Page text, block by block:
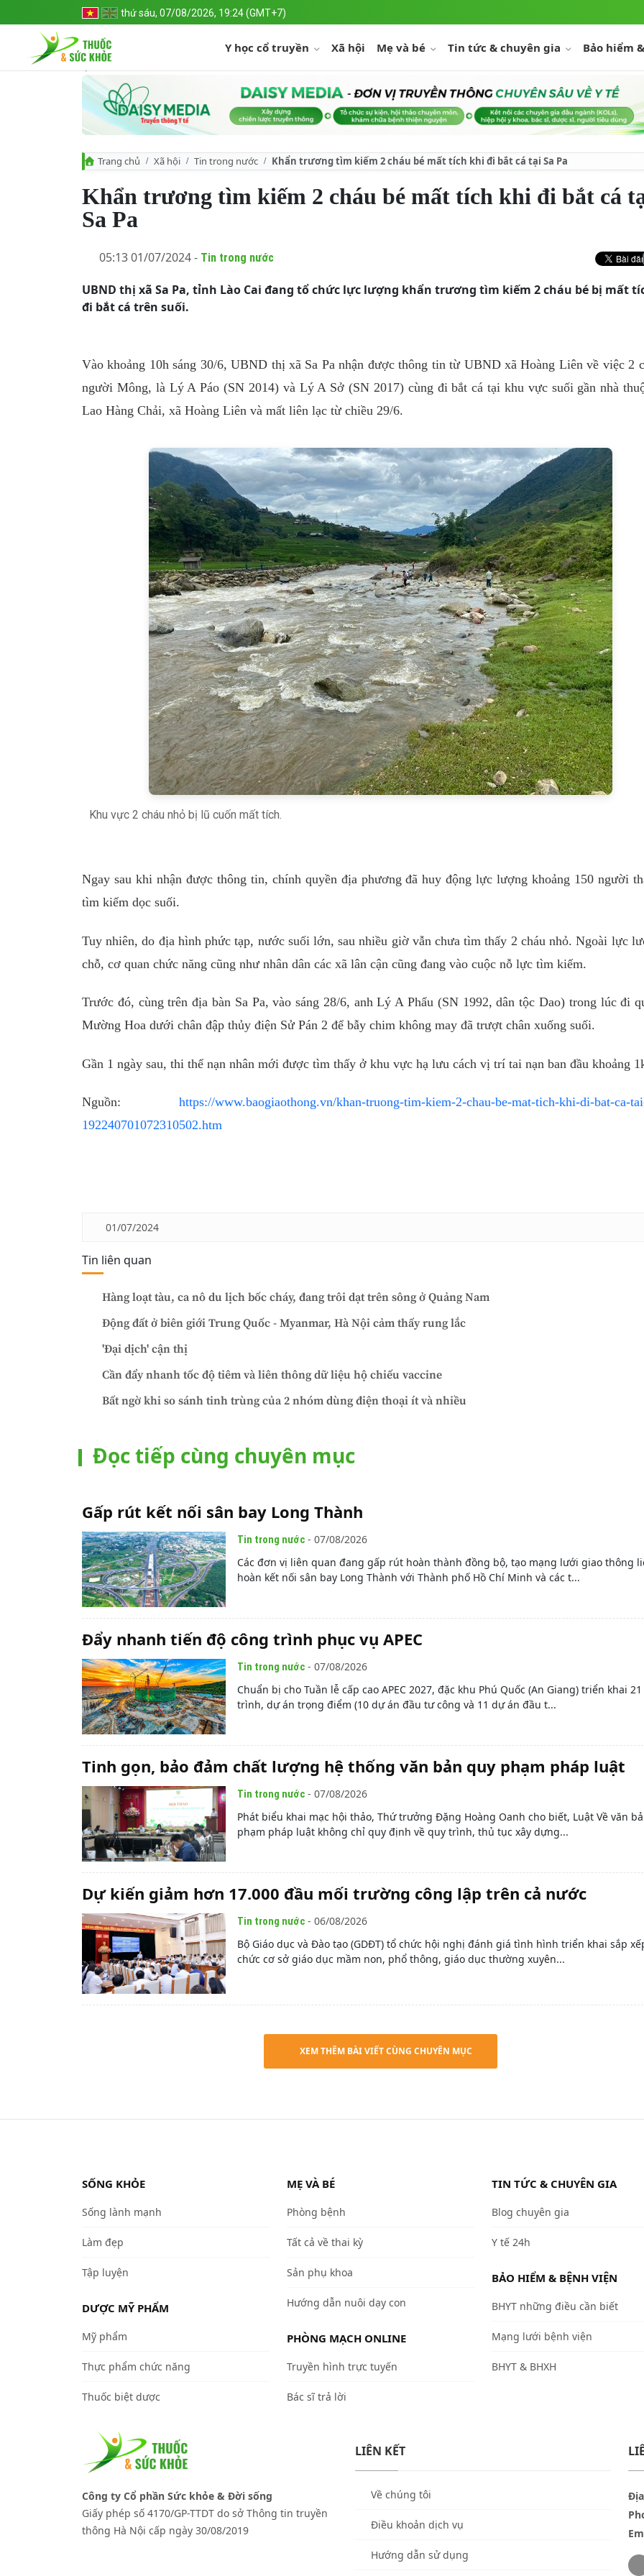
thứ sáu, 07/08/2026, 19:24 (GMT+7)
Y học cổ truyền Xã hội Mẹ và bé Tin tức & chuyên gia Bảo hiểm
Trang chủ Xã hội Tin trong nước Khẩn trương tìm kiếm 2 cháu bé mất tích khi đi bắt cá tại Sa Pa
Khẩn trương tìm kiếm 2 cháu bé mất tích khi đi bắt cá
Sa Pa
05:13 01/07/2024 - Tin trong nước
UBND thị xã Sa Pa, tỉnh Lào Cai đang tổ chức lực lượng khẩn trương tìm kiếm 2 cháu bé bị mất
đi bắt cá trên suối.
Vào khoảng 10h sáng 30/6, UBND thị xã Sa Pa nhận được thông tin từ UBND xã Hoàng Liên về việc 2
người Mông, là Lý A Páo (SN 2014) và Lý A Sở (SN 2017) cùng đi bắt cá tại khu vực suối gần nhà
Lao Hàng Chải, xã Hoàng Liên và mất liên lạc từ chiều 29/6.
Khu vực 2 cháu nhỏ bị lũ cuốn mất tích.
Ngay sau khi nhận được thông tin, chính quyền địa phương đã huy động lực lượng khoảng 150 người
tìm kiếm dọc suối.
Tuy nhiên, do địa hình phức tạp, nước suối lớn, sau nhiều giờ vẫn chưa tìm thấy 2 cháu nhỏ. Ngoài lực
chỗ, cơ quan chức năng cũng như nhân dân các xã lân cận cũng đang vào cuộc nỗ lực tìm kiếm.
Trước đó, cùng trên địa bàn Sa Pa, vào sáng 28/6, anh Lý A Phẩu (SN 1992, dân tộc Dao) trong lúc đi
Mường Hoa dưới chân đập thủy điện Sử Pán 2 để bẫy chim không may đã trượt chân xuống suối.
Gần 1 ngày sau, thi thể nạn nhân mới được tìm thấy ở khu vực hạ lưu cách vị trí tai nạn ban đầu khoảng
Nguồn: https://www.baogiaothong.vn/khan-truong-tim-kiem-2-chau-be-mat-tich-khi-di-bat-ca-
192240701072310502.htm
01/07/2024
Tin liên quan
Hàng loạt tàu, ca nô du lịch bốc cháy, đang trôi dạt trên sông ở Quảng Nam
Động đất ở biên giới Trung Quốc - Myanmar, Hà Nội cảm thấy rung lắc
'Đại dịch' cận thị
Cần đẩy nhanh tốc độ tiêm và liên thông dữ liệu hộ chiếu vaccine
Bất ngờ khi so sánh tinh trùng của 2 nhóm dùng điện thoại ít và nhiều
Đọc tiếp cùng chuyên mục
Gấp rút kết nối sân bay Long Thành
Tin trong nước - 07/08/2026
Các đơn vị liên quan đang gấp rút hoàn thành đồng bộ, tạo mạng lưới giao thông
hoàn kết nối sân bay Long Thành với Thành phố Hồ Chí Minh và các t...
Đẩy nhanh tiến độ công trình phục vụ APEC
Tin trong nước - 07/08/2026
Chuẩn bị cho Tuần lễ cấp cao APEC 2027, đặc khu Phú Quốc (An Giang) triển khai
trình, dự án trọng điểm (10 dự án đầu tư công và 11 dự án đầu t...
Tinh gọn, bảo đảm chất lượng hệ thống văn bản quy phạm pháp luật
Tin trong nước - 07/08/2026
Phát biểu khai mạc hội thảo, Thứ trưởng Đặng Hoàng Oanh cho biết, Luật Về văn
phạm pháp luật không chỉ quy định về quy trình, thủ tục xây dựng...
Dự kiến giảm hơn 17.000 đầu mối trường công lập trên cả nước
Tin trong nước - 06/08/2026
Bộ Giáo dục và Đào tạo (GDĐT) tổ chức hội nghị đánh giá tình hình triển khai sắp
chức cơ sở giáo dục mầm non, phổ thông, giáo dục thường xuyên...
XEM THÊM BÀI VIẾT CÙNG CHUYÊN MỤC
SỐNG KHỎE
Sống lành mạnh
Làm đẹp
Tập luyện
DƯỢC MỸ PHẨM
Mỹ phẩm
Thực phẩm chức năng
Thuốc biệt dược
MẸ VÀ BÉ
Phòng bệnh
Tất cả về thai kỳ
Sản phụ khoa
Hướng dẫn nuôi dạy con
PHÒNG MẠCH ONLINE
Truyền hình trực tuyến
Bác sĩ trả lời
TIN TỨC & CHUYÊN GIA
Blog chuyên gia
Y tế 24h
BẢO HIỂM & BỆNH VIỆN
BHYT những điều cần biết
Mạng lưới bệnh viện
BHYT & BHXH
Công ty Cổ phần Sức khỏe & Đời sống
Giấy phép số 4170/GP-TTDT do sở Thông tin truyền
thông Hà Nội cấp ngày 30/08/2019
LIÊN KẾT
Về chúng tôi
Điều khoản dịch vụ
Hướng dẫn sử dụng